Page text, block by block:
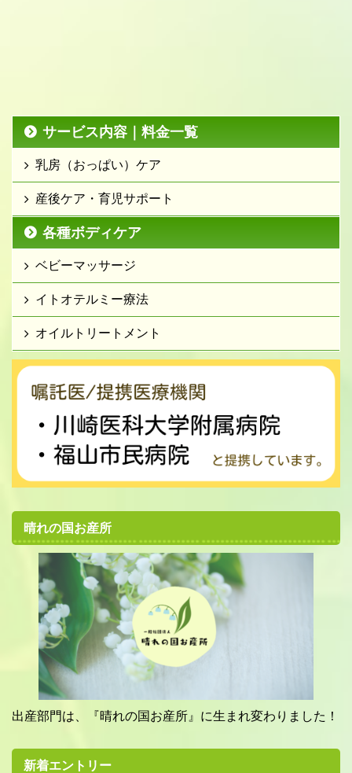
サービス内容｜料金一覧
乳房（おっぱい）ケア
産後ケア・育児サポート
各種ボディケア
ベビーマッサージ
イトオテルミー療法
オイルトリートメント
晴れの国お産所
出産部門は、『晴れの国お産所』に生まれ変わりました！
新着エントリー